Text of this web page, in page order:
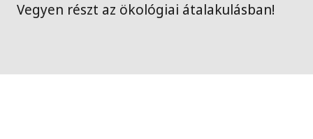
Vegyen részt az ökológiai átalakulásban!